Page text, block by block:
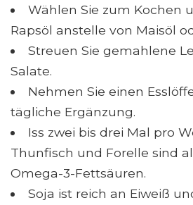
Wählen Sie zum Kochen
Rapsöl anstelle von Maisöl
Streuen Sie gemahlene
Salate.
Nehmen Sie einen
tägliche Ergänzung.
Iss zwei bis drei Mal pro
Thunfisch und Forelle sind
Omega-3-Fettsäuren.
Soja ist reich an Eiweiß